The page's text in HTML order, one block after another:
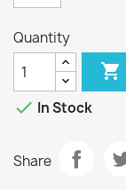
Quantity

 In Stock
Share